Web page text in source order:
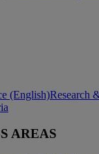
(English)Research
AREAS